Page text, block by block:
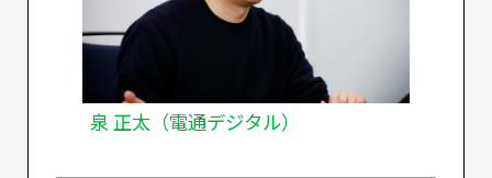
泉 正太（電通デジタル）